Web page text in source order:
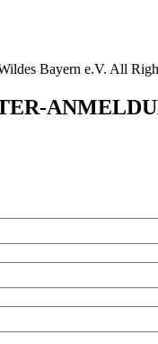
Bayern e.V. All